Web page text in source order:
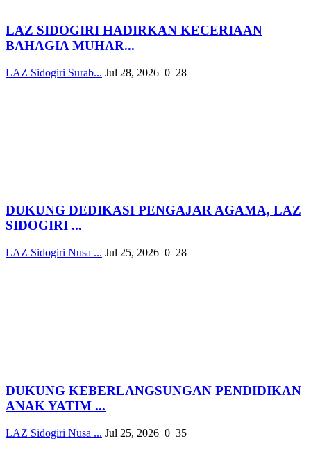
LAZ SIDOGIRI HADIRKAN KECERIAAN
BAHAGIA MUHAR...
LAZ Sidogiri Surab... Jul 28, 2026 0 28
DUKUNG DEDIKASI PENGAJAR AGAMA, LAZ
SIDOGIRI ...
LAZ Sidogiri Nusa ... Jul 25, 2026 0 28
DUKUNG KEBERLANGSUNGAN PENDIDIKAN
ANAK YATIM ...
LAZ Sidogiri Nusa ... Jul 25, 2026 0 35